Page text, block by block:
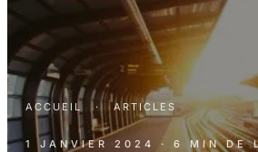
ACCUEIL · ARTICLES
1 JANVIER 2024 · 6 MIN DE